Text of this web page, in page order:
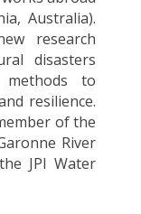
Australia).
research
disasters
methods to
resilience.
of the
River
JPI Water